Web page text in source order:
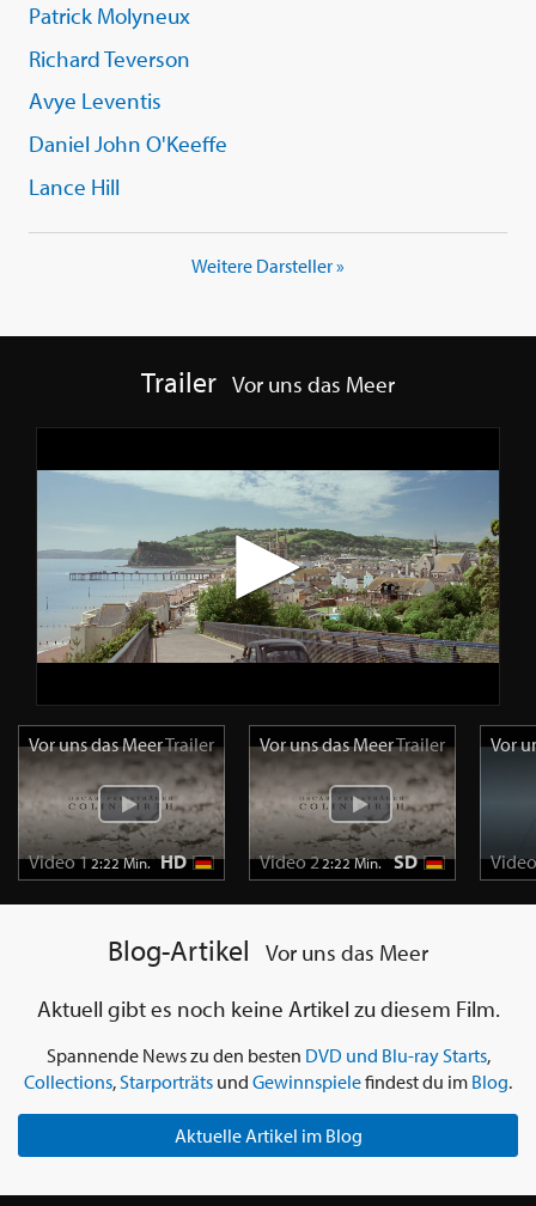
Patrick Molyneux
Richard Teverson
Avye Leventis
Daniel John O'Keeffe
Lance Hill
Weitere Darsteller »
Trailer Vor uns das Meer
Vor uns das MeerTrailer
Video 12:22 Min. HD
Vor uns das MeerTrailer
Video 22:22 Min. SD
Vor
Blog-Artikel
Vor uns das Meer
Aktuell gibt es noch keine Artikel zu diesem Film.
Spannende News zu den besten DVD und Blu-ray Starts,
Collections,Starporträts und Gewinnspielefindest du im Blog.
Aktuelle Artikel im Blog